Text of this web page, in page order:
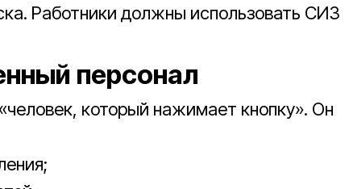
Работники должны использовать СИЗ
персонал
который нажимает кнопку». Он